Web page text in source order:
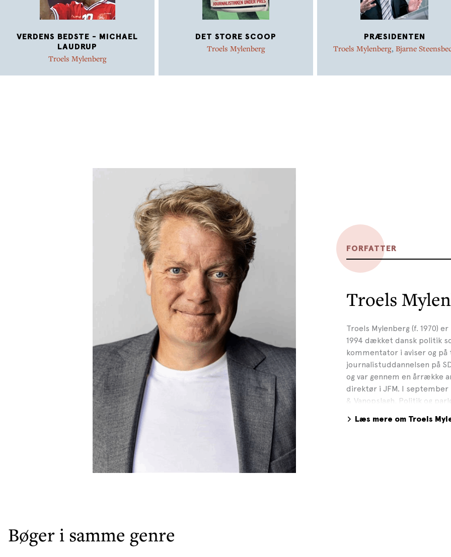
VERDENS BEDSTE - MICHAEL
LAUDRUP
Troels Mylenberg
DET STORE SCOOP
Troels Mylenberg
PRÆSIDENTEN
Troels Mylenberg, Bjarne
FORFATTER
Troels
Troels Mylenberg (f. 1970)
1994 dækket dansk politik
kommentator i aviser og
journalistuddannelsen på
og var gennem en årrække
direktør i JFM. I september
& Vanopslagh. Politik og
Læs mere om Troels
Bøger i samme genre